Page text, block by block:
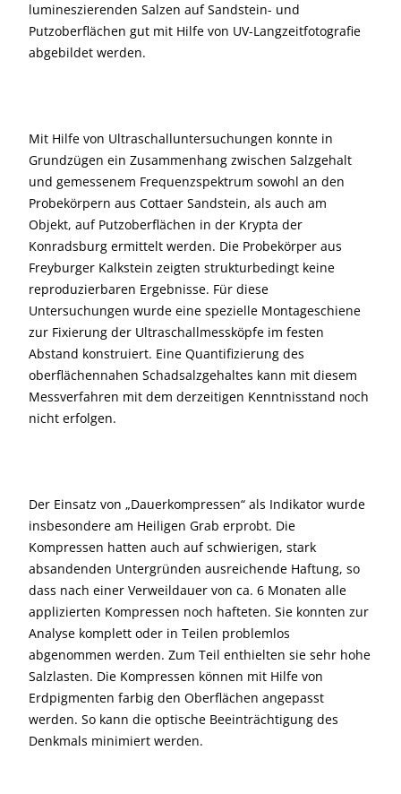
lumineszierenden Salzen auf Sandstein- und
Putzoberflächen gut mit Hilfe von UV-Langzeitfotografie
abgebildet werden.
Mit Hilfe von Ultraschalluntersuchungen konnte in
Grundzügen ein Zusammenhang zwischen Salzgehalt
und gemessenem Frequenzspektrum sowohl an den
Probekörpern aus Cottaer Sandstein, als auch am
Objekt, auf Putzoberflächen in der Krypta der
Konradsburg ermittelt werden. Die Probekörper aus
Freyburger Kalkstein zeigten strukturbedingt keine
reproduzierbaren Ergebnisse. Für diese
Untersuchungen wurde eine spezielle Montageschiene
zur Fixierung der Ultraschallmessköpfe im festen
Abstand konstruiert. Eine Quantifizierung des
oberflächennahen Schadsalzgehaltes kann mit diesem
Messverfahren mit dem derzeitigen Kenntnisstand noch
nicht erfolgen.
Der Einsatz von „Dauerkompressen“ als Indikator wurde
insbesondere am Heiligen Grab erprobt. Die
Kompressen hatten auch auf schwierigen, stark
absandenden Untergründen ausreichende Haftung, so
dass nach einer Verweildauer von ca. 6 Monaten alle
applizierten Kompressen noch hafteten. Sie konnten zur
Analyse komplett oder in Teilen problemlos
abgenommen werden. Zum Teil enthielten sie sehr hohe
Salzlasten. Die Kompressen können mit Hilfe von
Erdpigmenten farbig den Oberflächen angepasst
werden. So kann die optische Beeinträchtigung des
Denkmals minimiert werden.